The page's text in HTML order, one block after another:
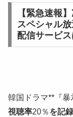
【緊急速報
スペシャル
配信サービス
韓国ドラマ**『暴
視聴率20％を記